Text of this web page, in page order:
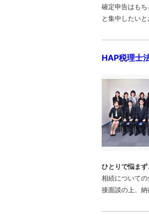
確定申告はも
と集中したい
HAP税理士
ひとりで悩まず
相続について
接面談の上、